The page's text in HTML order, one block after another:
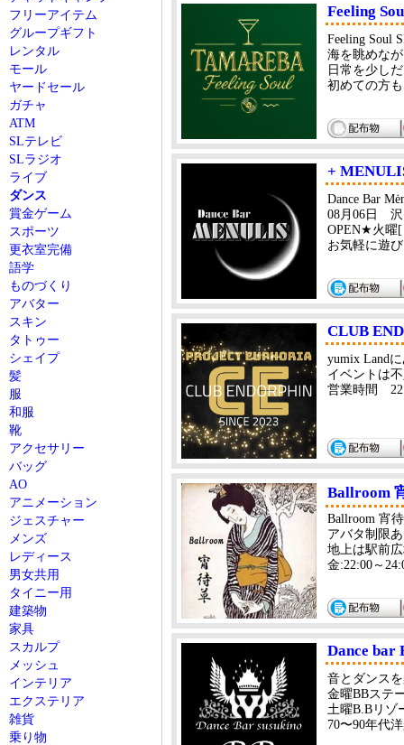
フリーアイテム
グループギフト
レンタル
モール
ヤードセール
ガチャ
ATM
SLテレビ
SLラジオ
ライブ
ダンス
賞金ゲーム
スポーツ
更衣室完備
語学
ものづくり
アバター
スキン
タトゥー
シェイプ
髪
服
和服
靴
アクセサリー
バッグ
AO
アニメーション
ジェスチャー
メンズ
レディース
男女共用
タイニー用
建築物
家具
スカルプ
メッシュ
インテリア
エクステリア
雑貨
乗り物
Feeling
Feeling Soul
海を眺めな
日常を少し
初めての方
+
Dance Bar
08月06日 沢
OPEN★火曜
お気軽に遊
CLUB
yumix Land
イベントは
営業時間
Ballroom
Ballroom 宵
アバタ制限
地上は駅前
金:22:00～
Dance bar
音とダンス
金曜BBステ
土曜B.Bリゾ
70〜90年代